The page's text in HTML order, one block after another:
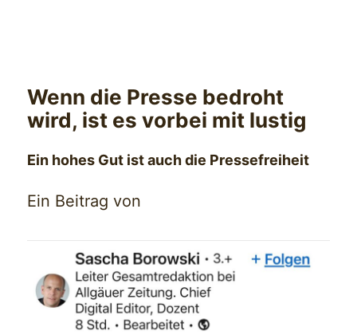
Wenn die Presse bedroht
wird, ist es vorbei mit lustig
Ein hohes Gut ist auch die Pressefreiheit
Ein Beitrag von